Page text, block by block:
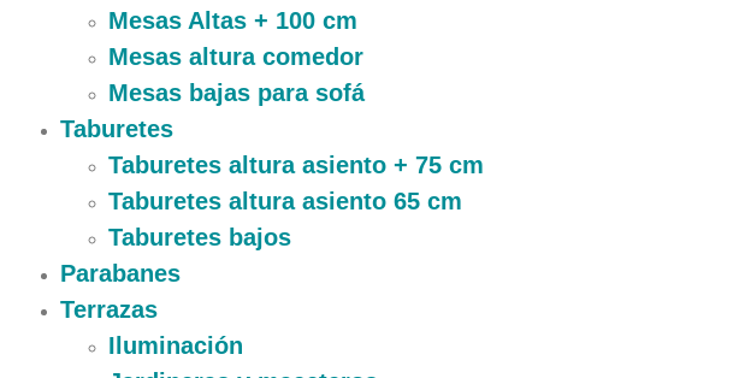
Mesas Altas + 100 cm
Mesas altura comedor
Mesas bajas para sofá
Taburetes
Taburetes altura asiento + 75 cm
Taburetes altura asiento 65 cm
Taburetes bajos
Parabanes
Terrazas
Iluminación